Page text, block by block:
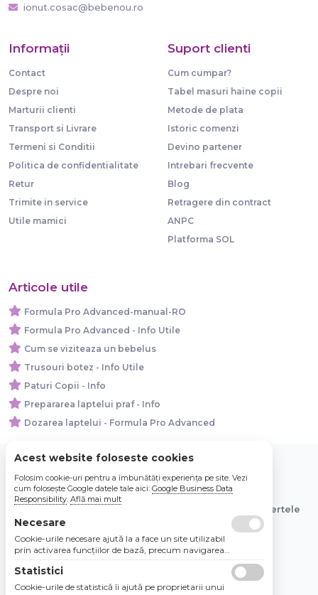
ionut.cosac@bebenou.ro
Informaţii
Contact
Despre noi
Marturii clienti
Transport si Livrare
Termeni si Conditii
Politica de confidentialitate
Retur
Trimite in service
Utile mamici
Suport clienti
Cum cumpar?
Tabel masuri haine copii
Metode de plata
Istoric comenzi
Devino partener
Intrebari frecvente
Blog
Retragere din contract
ANPC
Platforma SOL
Articole utile
Formula Pro Advanced-manual-RO
Formula Pro Advanced - Info Utile
Cum se viziteaza un bebelus
Trusouri botez - Info Utile
Paturi Copii - Info
Prepararea laptelui praf - Info
Dozarea laptelui - Formula Pro Advanced
© 2026 Bebe Nou Online Store SRL
Toate preturile sunt exprimate in lei si includ tva. Ofertele
sunt valabile in limita stocului disponibil.
Acest website foloseste cookies
Folosim cookie-uri pentru a îmbunătăți experiența pe site. Vezi
cum folosește Google datele tale aici: Google Business Data
Responsibility. Află mai mult
Necesare
Cookie-urile necesare ajută la a face un site utilizabil
prin activarea funcţiilor de bază, precum navigarea
Site-ul nu poate funcţiona corespunzător fără aceste
cookie-uri.
Statistici
Cookie-urile de statistică îi ajută pe proprietarii unui